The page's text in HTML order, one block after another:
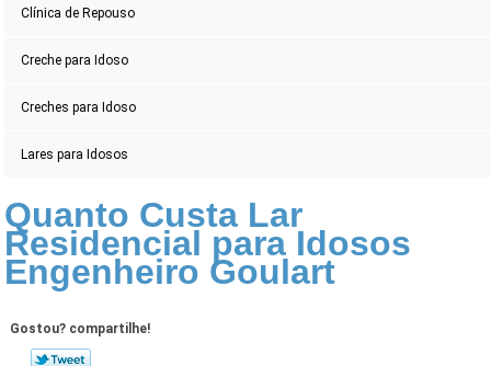
Clínica de Repouso
Creche para Idoso
Creches para Idoso
Lares para Idosos
Quanto Custa Lar
Residencial para Idosos
Engenheiro Goulart
Gostou? compartilhe!